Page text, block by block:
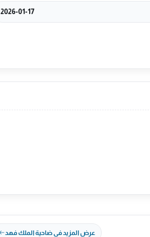
2026-01-17
عرض المزيد في ضاحية الملك فهد